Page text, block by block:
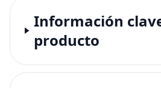
Información
producto